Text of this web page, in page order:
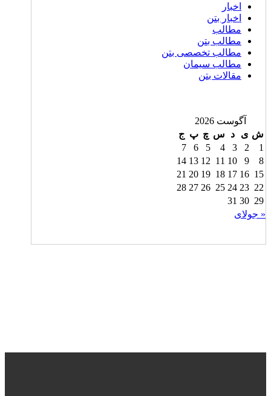
اخبار
اخبار بتن
مطالب
مطالب بتن
مطالب تخصصی بتن
مطالب سیمان
مقالات بتن
آگوست 2026
ش ی د س چ پ ج
1
2
3
4
5
6
7
8
9
10
11
12
13
14
15
16
17
18
19
20
21
22
23
24
25
26
27
28
29
30
31
« جولای